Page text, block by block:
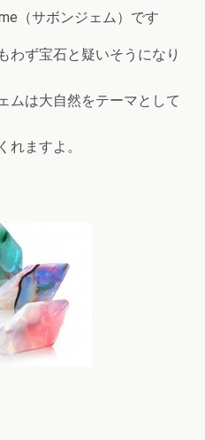
（サボンジェム）です
わず宝石と疑いそうになり
ムは大自然をテーマとして
れますよ。